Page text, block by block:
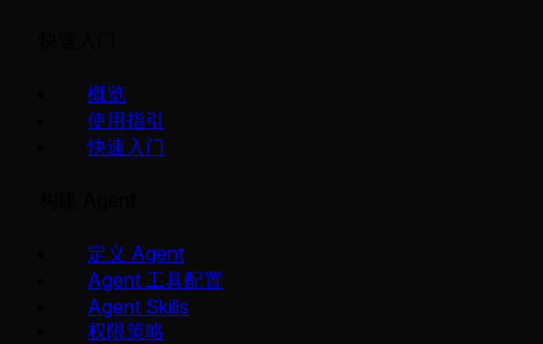
概览
使用指引
快速入门
定义 Agent
Agent 工具配置
Agent Skills
权限策略